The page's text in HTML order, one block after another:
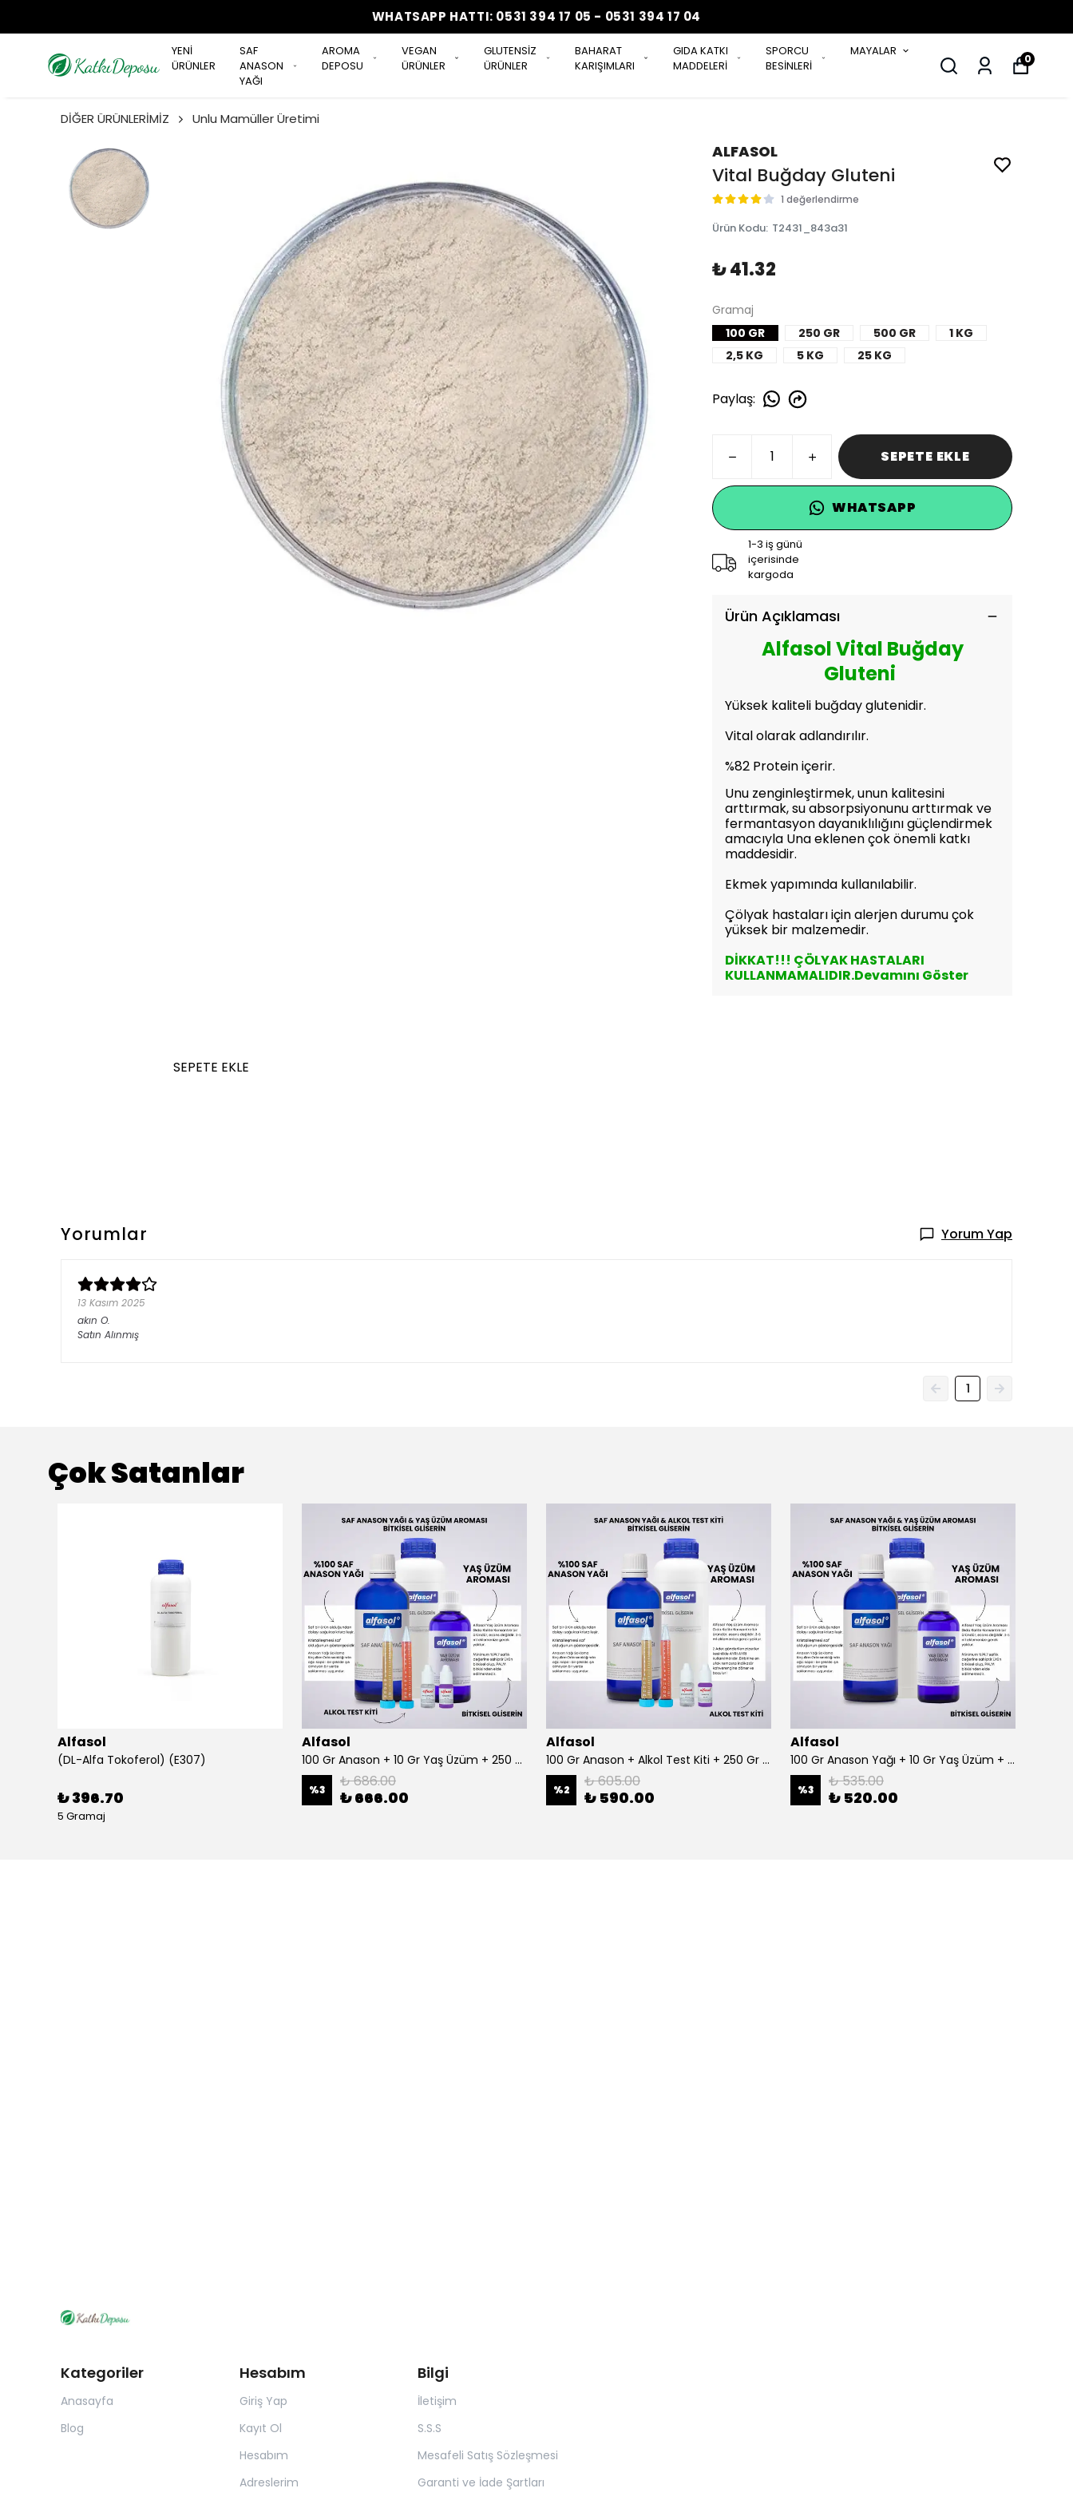
WHATSAPP HATTI: 0531 394 17 05 - 0531 394 17 04
YENİ
ÜRÜNLER
SAF
ANASON
YAĞI
AROMA
DEPOSU
VEGAN
ÜRÜNLER
GLUTENSİZ
ÜRÜNLER
BAHARAT
KARIŞIMLARI
GIDA KATKI
MADDELERİ
SPORCU
BESİNLERİ
MAYALAR
0
DİĞER ÜRÜNLERİMİZ Unlu Mamüller Üretimi
ALFASOL
Vital Buğday Gluteni
1 değerlendirme
Ürün Kodu: T2431_843a31
₺ 41.32
Gramaj
100 GR
250 GR 500 GR
1 KG
2,5 KG
5 KG 25 KG
Paylaş:
SEPETE EKLE
WHATSAPP
1-3 iş günü
içerisinde
kargoda
Ürün Açıklaması
Alfasol Vital Buğday
Gluteni
Yüksek kaliteli buğday glutenidir.
Vital olarak adlandırılır.
%82 Protein içerir.
Unu zenginleştirmek, unun kalitesini
arttırmak, su absorpsiyonunu arttırmak ve
fermantasyon dayanıklılığını güçlendirmek
amacıyla Una eklenen çok önemli katkı
maddesidir.
Ekmek yapımında kullanılabilir.
Çölyak hastaları için alerjen durumu çok
yüksek bir malzemedir.
DİKKAT!!! ÇÖLYAK HASTALARI
KULLANMAMALIDIR.Devamını Göster
SEPETE EKLE
Yorumlar Yorum Yap
13 Kasım 2025
akın O.
Satın Alınmış
1
Çok Satanlar
Alfasol
(DL-Alfa Tokoferol) (E307)
₺ 396.70
5 Gramaj
Alfasol
100 Gr Anason + 10 Gr Yaş Üzüm + 250 Gr Gliserin + Alkol Test Kiti
%3 ₺ 686.00
₺ 666.00
Alfasol
100 Gr Anason + Alkol Test Kiti + 250 Gr Gliserin
%2 ₺ 605.00
₺ 590.00
Alfasol
100 Gr Anason Yağı + 10 Gr Yaş Üzüm + 250 Gr Gliserin
%3 ₺ 535.00
₺ 520.00
Kategoriler
Anasayfa
Blog
Hesabım
Giriş Yap
Kayıt Ol
Hesabım
Adreslerim
Bilgi
İletişim
S.S.S
Mesafeli Satış Sözleşmesi
Garanti ve İade Şartları